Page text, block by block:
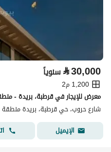
⃁30,000 سنوياً
1,200 م2
معرض للإيجار في قرطبة، بريدة -
شارع حروب، حي قرطبة، بريدة
الإيميل